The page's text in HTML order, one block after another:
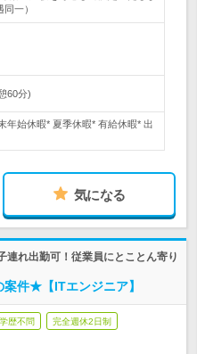
一）
60分)
年始休暇* 夏季休暇* 有給休暇* 出
気になる
連れ出勤可！従業員にとことん寄り
件★【ITエンジニア】
学歴不問 完全週休2日制